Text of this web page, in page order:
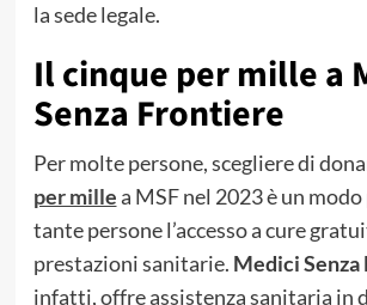
la sede legale.
Il cinque per mille a
Senza Frontiere
Per molte persone, scegliere di
per millea MSF nel 2023 è un
tante persone l’accesso a cure
prestazioni sanitarie. Medici
infatti, offre assistenza sanitaria in